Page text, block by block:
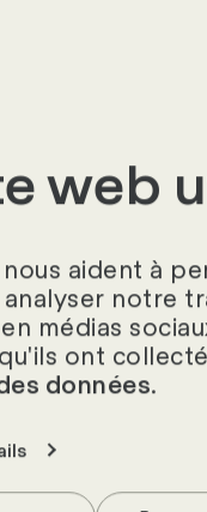
web
aident à
analyser notre
médias
ont
données.